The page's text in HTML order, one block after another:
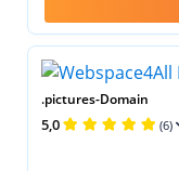
.pictures-Domain
5,0 (6)